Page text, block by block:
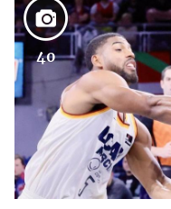
40